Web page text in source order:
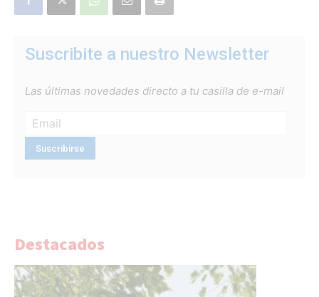
Suscribite a nuestro Newsletter
Las últimas novedades directo a tu casilla de e-mail
Destacados